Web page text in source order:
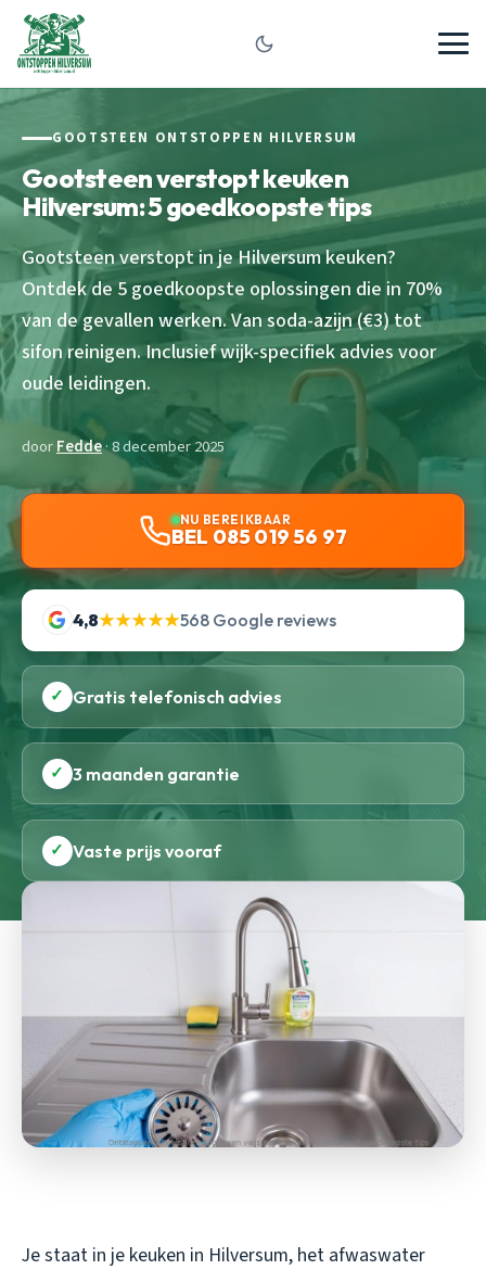
GOOTSTEEN ONTSTOPPEN HILVERSUM
Gootsteen verstopt keuken
Hilversum: 5 goedkoopste tips
Gootsteen verstopt in je Hilversum keuken?
Ontdek de 5 goedkoopste oplossingen die in 70%
van de gevallen werken. Van soda-azijn (€3) tot
sifon reinigen. Inclusief wijk-specifiek advies voor
oude leidingen.
doorFedde· 8 december 2025
NU BEREIKBAAR
BEL 085 019 56 97
4,8★★★★★568 Google reviews
✓ Gratis telefonisch advies
✓ 3 maanden garantie
✓ Vaste prijs vooraf
Je staat in je keuken in Hilversum, het afwaswater